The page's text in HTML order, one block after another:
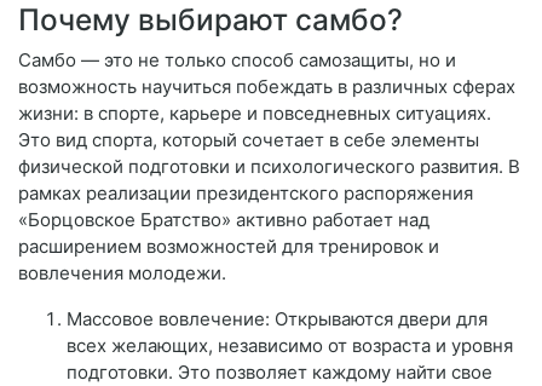
Почему выбирают самбо?
Самбо — это не только способ самозащиты, но и
возможность научиться побеждать в различных сферах
жизни: в спорте, карьере и повседневных ситуациях.
Это вид спорта, который сочетает в себе элементы
физической подготовки и психологического развития. В
рамках реализации президентского распоряжения
«Борцовское Братство» активно работает над
расширением возможностей для тренировок и
вовлечения молодежи.
Массовое вовлечение: Открываются двери для
всех желающих, независимо от возраста и уровня
подготовки. Это позволяет каждому найти свое